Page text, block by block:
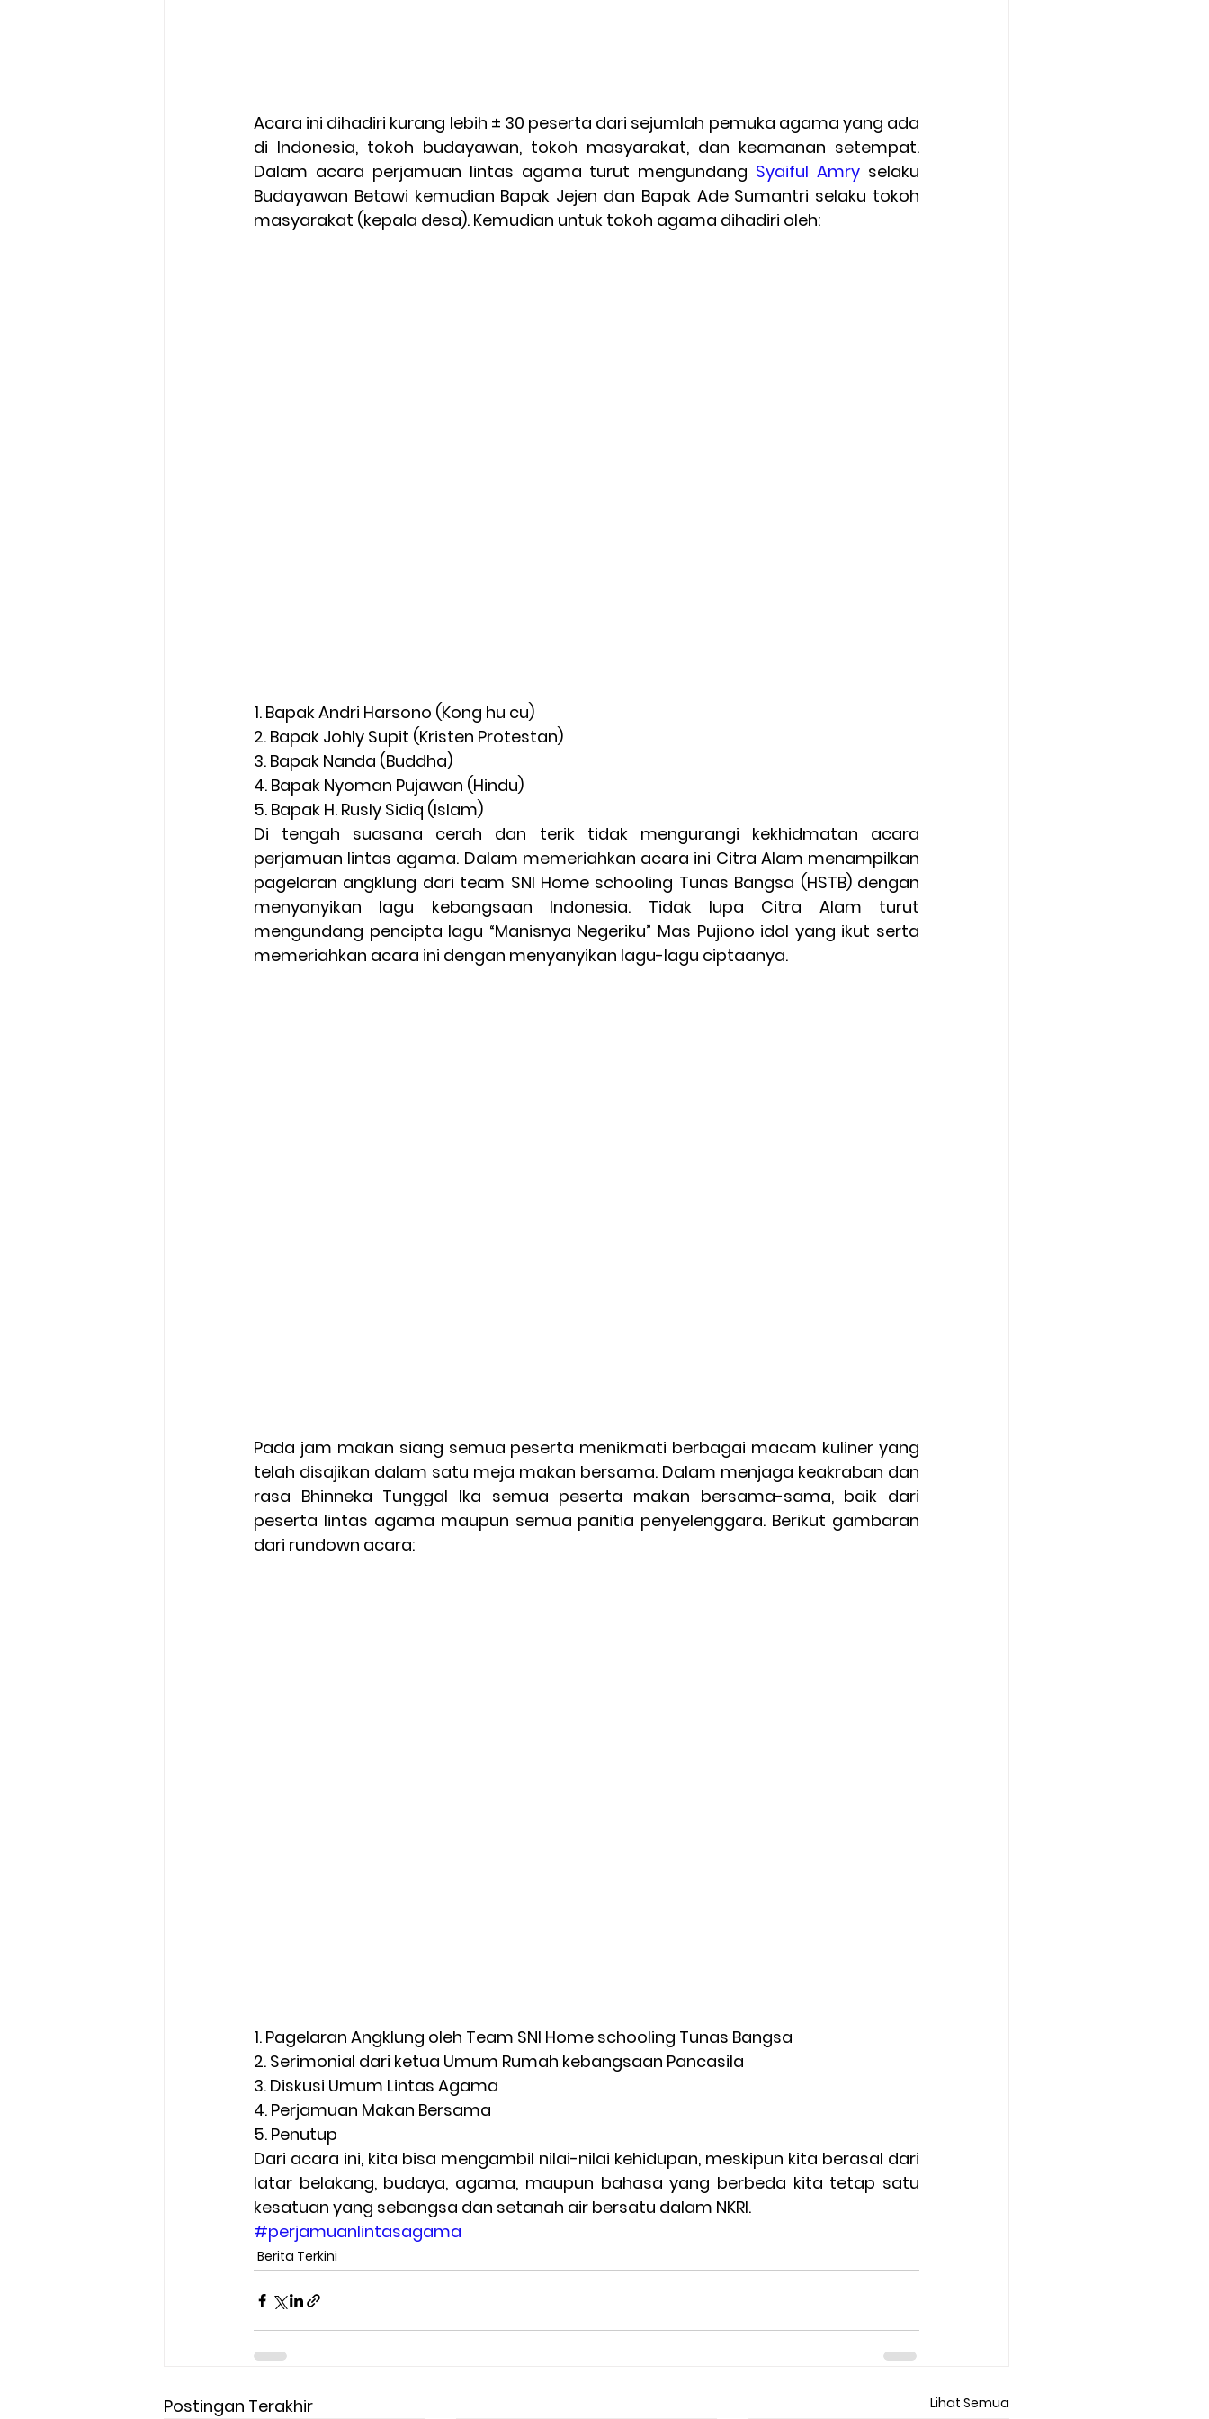
Acara ini dihadiri kurang lebih ± 30 peserta dari sejumlah pemuka agama yang ada
di Indonesia, tokoh budayawan, tokoh masyarakat, dan keamanan setempat.
Dalam acara perjamuan lintas agama turut mengundang Syaiful Amry selaku
Budayawan Betawi kemudian Bapak Jejen dan Bapak Ade Sumantri selaku tokoh
masyarakat (kepala desa). Kemudian untuk tokoh agama dihadiri oleh:
1. Bapak Andri Harsono (Kong hu cu)
2. Bapak Johly Supit (Kristen Protestan)
3. Bapak Nanda (Buddha)
4. Bapak Nyoman Pujawan (Hindu)
5. Bapak H. Rusly Sidiq (Islam)
Di tengah suasana cerah dan terik tidak mengurangi kekhidmatan acara
perjamuan lintas agama. Dalam memeriahkan acara ini Citra Alam menampilkan
pagelaran angklung dari team SNI Home schooling Tunas Bangsa (HSTB) dengan
menyanyikan lagu kebangsaan Indonesia. Tidak lupa Citra Alam turut
mengundang pencipta lagu “Manisnya Negeriku” Mas Pujiono idol yang ikut serta
memeriahkan acara ini dengan menyanyikan lagu-lagu ciptaanya.
Pada jam makan siang semua peserta menikmati berbagai macam kuliner yang
telah disajikan dalam satu meja makan bersama. Dalam menjaga keakraban dan
rasa Bhinneka Tunggal Ika semua peserta makan bersama-sama, baik dari
peserta lintas agama maupun semua panitia penyelenggara. Berikut gambaran
dari rundown acara:
1. Pagelaran Angklung oleh Team SNI Home schooling Tunas Bangsa
2. Serimonial dari ketua Umum Rumah kebangsaan Pancasila
3. Diskusi Umum Lintas Agama
4. Perjamuan Makan Bersama
5. Penutup
Dari acara ini, kita bisa mengambil nilai-nilai kehidupan, meskipun kita berasal dari
latar belakang, budaya, agama, maupun bahasa yang berbeda kita tetap satu
kesatuan yang sebangsa dan setanah air bersatu dalam NKRI.
#perjamuanlintasagama
Berita Terkini
Postingan Terakhir Lihat Semua